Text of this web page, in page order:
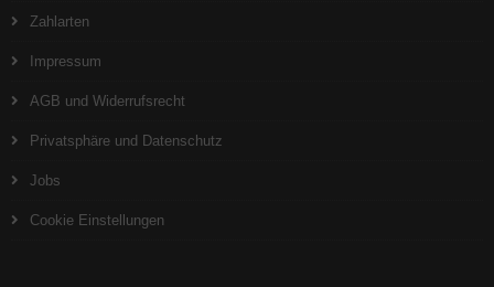
Zahlarten
Impressum
AGB und Widerrufsrecht
Privatsphäre und Datenschutz
Jobs
Cookie Einstellungen